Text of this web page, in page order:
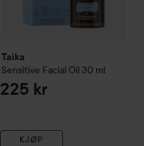
Taika
Sensitive Facial Oil 30 ml
225 kr
KJØP